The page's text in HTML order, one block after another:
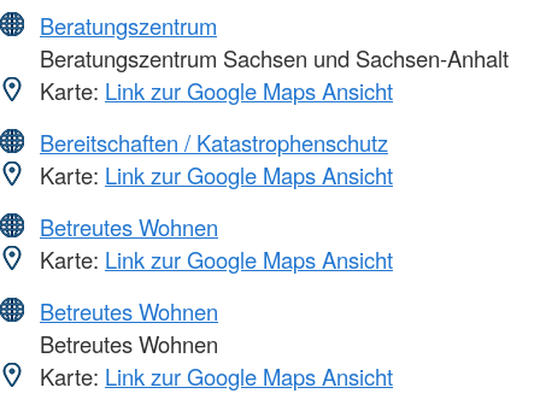
Beratungszentrum
Beratungszentrum Sachsen und Sachsen-Anhalt
Karte: Link zur Google Maps Ansicht
Bereitschaften / Katastrophenschutz
Karte: Link zur Google Maps Ansicht
Betreutes Wohnen
Karte: Link zur Google Maps Ansicht
Betreutes Wohnen
Betreutes Wohnen
Karte: Link zur Google Maps Ansicht